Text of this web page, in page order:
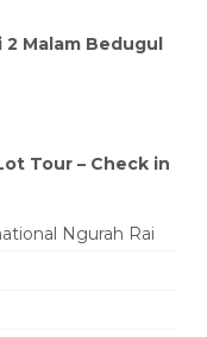
2 Malam Bedugul
Tour – Check in
Ngurah Rai